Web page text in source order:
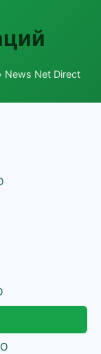
News Net Direct